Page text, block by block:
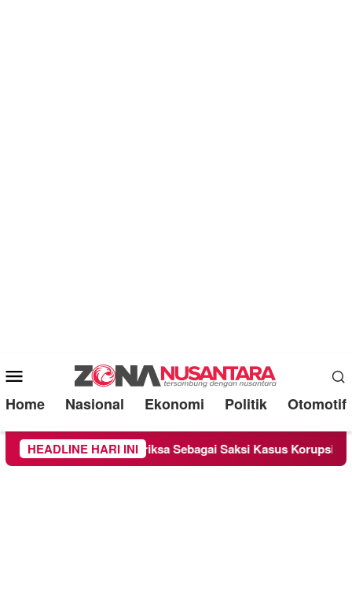
Mobile
Menu
Home Nasional Ekonomi Politik Otomotif
HEADLINE HARI INI
Chandra Diperiksa Sebagai Saksi Kasus Korupsi Bibit